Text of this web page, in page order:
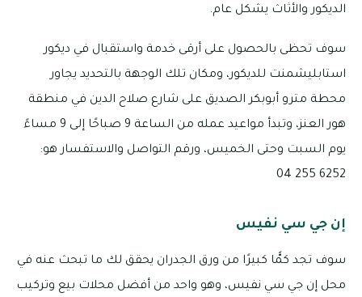
الديكور والأثاث يشكل عام.
سوف تحظى بالحصول على أرقى خدمة واستقبال في ديكور
استابليشمنت للديكور، ومكان تلك الوجهة بالتحديد يجاور
محطة مترو أبوبكر الصديق على شارع صلاح الدين في منطقة
هور العنز، وتبدأ مواعيد عمله من الساعة 9 صباحًا إلى 9 مساءً
يوم السبت وحتى الخميس، ورقم التواصل والاستفسار هو:
6252 255 04
إن جي سي نفيس
سوف تجد كمًّا كبيرًا من ورق الجدران يحقق لك ما تبحث عنه في
محل إن جي سي نفيس، وهو واحد من أفضل محلات بيع وتركيب